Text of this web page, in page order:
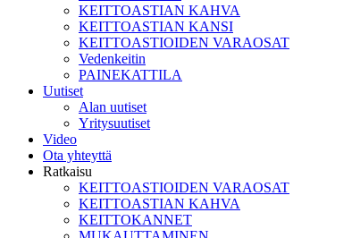
KEITTOASTIAN KAHVA
KEITTOASTIAN KANSI
KEITTOASTIOIDEN VARAOSAT
Vedenkeitin
PAINEKATTILA
Uutiset
Alan uutiset
Yritysuutiset
Video
Ota yhteyttä
Ratkaisu
KEITTOASTIOIDEN VARAOSAT
KEITTOASTIAN KAHVA
KEITTOKANNET